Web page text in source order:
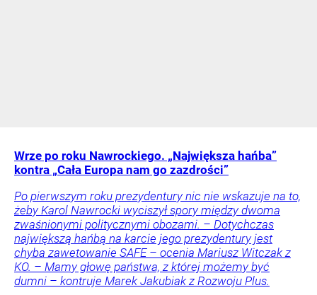
Wrze po roku Nawrockiego. „Największa hańba”
kontra „Cała Europa nam go zazdrości”
Po pierwszym roku prezydentury nic nie wskazuje na to,
żeby Karol Nawrocki wyciszył spory między dwoma
zwaśnionymi politycznymi obozami. – Dotychczas
największą hańbą na karcie jego prezydentury jest
chyba zawetowanie SAFE – ocenia Mariusz Witczak z
KO. – Mamy głowę państwa, z której możemy być
dumni – kontruje Marek Jakubiak z Rozwoju Plus.